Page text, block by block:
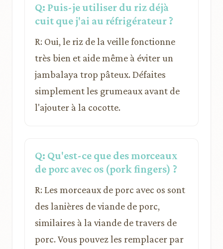
Q: Puis-je utiliser du riz déjà
cuit que j'ai au réfrigérateur ?
R: Oui, le riz de la veille fonctionne
très bien et aide même à éviter un
jambalaya trop pâteux. Défaites
simplement les grumeaux avant de
l'ajouter à la cocotte.
Q: Qu'est-ce que des morceaux
de porc avec os (pork fingers) ?
R: Les morceaux de porc avec os sont
des lanières de viande de porc,
similaires à la viande de travers de
porc. Vous pouvez les remplacer par